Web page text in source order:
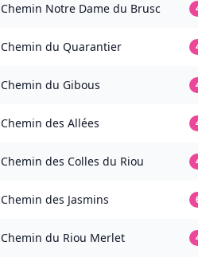
Chemin Notre Dame du Brusc
Chemin du Quarantier
Chemin du Gibous
Chemin des Allées
Chemin des Colles du Riou
Chemin des Jasmins
Chemin du Riou Merlet